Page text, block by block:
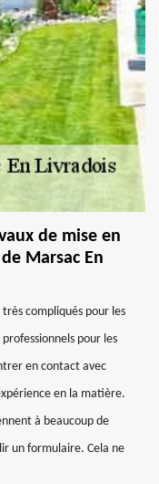
de mise en
Marsac En
compliqués pour les
pour les
en contact avec
en la matière.
à beaucoup de
un formulaire. Cela ne